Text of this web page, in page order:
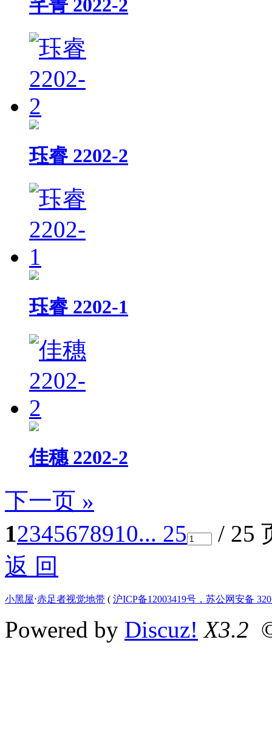
芊菁 2022-2
珏睿 2202-2
珏睿 2202-1
佳穗 2202-2
下一页 »
12345678910... 25
/ 25
返 回
小黑屋⋅赤足者视觉地带 ( 沪ICP备12003419号，苏公网安备
Powered by Discuz! X3.2